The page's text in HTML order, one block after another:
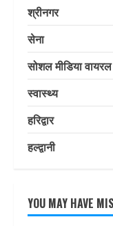
श्रीनगर
सेना
सोशल मीडिया वायरल
स्वास्थ्य
हरिद्वार
हल्द्वानी
YOU MAY HAVE